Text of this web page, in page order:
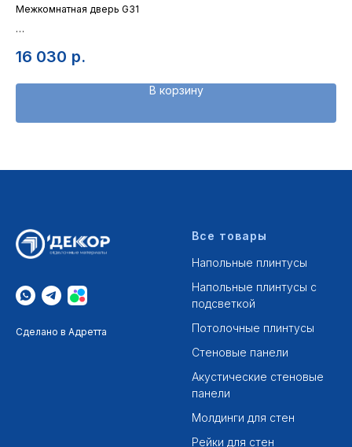
Межкомнатная дверь G31
16 030 р.
В корзину
Сделано в Адретта
Все товары
Напольные плинтусы
Напольные плинтусы с
подсветкой
Потолочные плинтусы
Стеновые панели
Акустические стеновые
панели
Молдинги для стен
Рейки для стен